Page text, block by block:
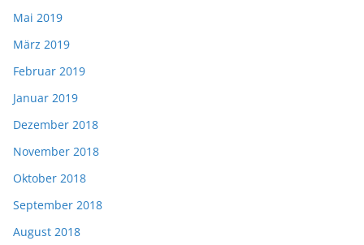
Mai 2019
März 2019
Februar 2019
Januar 2019
Dezember 2018
November 2018
Oktober 2018
September 2018
August 2018